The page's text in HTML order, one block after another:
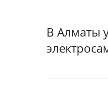
В Алматы